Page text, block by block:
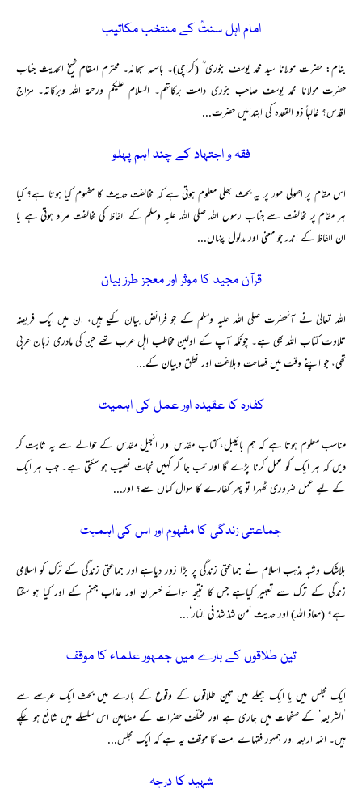
امام اہل سنتؒ کے منتخب مکاتیب
بنام: حضرت مولانا سید محمد یوسف بنوری ؒ (کراچی)۔ باسمہ سبحانہ۔ محترم المقام شیخ الحدیث جناب
حضرت مولانا محمد یوسف صاحب بنوری دامت برکاتہم۔ السلام علیکم ورحمۃ اللہ وبرکاتہ۔ مزاج
اقدس؟ غالباً ذو القعدہ کی ابتدامیں حضرت...
فقہ و اجتہاد کے چند اہم پہلو
اس مقام پر اصولی طور پر یہ بحث بھلی معلوم ہوتی ہے کہ مخالفت حدیث کا مفہوم کیا ہوتا ہے؟ کیا
ہر مقام پر مخالفت سے جناب رسول اللہ صلی اللہ علیہ وسلم کے الفاظ کی مخالفت مراد ہوتی ہے یا
ان الفاظ کے اندر جو معنی اور مدلول پنہاں...
قرآن مجید کا موثر اور معجز طرز بیان
اللہ تعالیٰ نے آنحضرت صلی اللہ علیہ وسلم کے جو فرائض بیان کیے ہیں، ان میں ایک فریضہ
تلاوت کتاب اللہ بھی ہے۔ چونکہ آپ کے اولین مخاطب اہل عرب تھے جن کی مادری زبان عربی
تھی، جو اپنے وقت میں فصاحت وبلاغت اور نطق وبیان کے...
کفارہ کا عقیدہ اور عمل کی اہمیت
مناسب معلوم ہوتا ہے کہ ہم بائیبل، کتاب مقدس اور انجیل مقدس کے حوالے سے یہ ثابت کر
دیں کہ ہر ایک کو عمل کرنا پڑے گا اور تب جا کر کہیں نجات نصیب ہو سکتی ہے۔ جب ہر ایک
کے لیے عمل ضروری ٹھہرا تو پھر کفارے کا سوال کہاں سے؟ اور...
جماعتی زندگی کا مفہوم اور اس کی اہمیت
بلاشک وشبہ مذہب اسلام نے جماعتی زندگی پر بڑا زور دیاہے اور جماعتی زندگی کے ترک کو اسلامی
زندگی کے ترک سے تعبیر کیاہے جس کا نتیجہ سوائے خسران اور عذاب جہنم کے اور کیا ہو سکتا
ہے؟ (معاذ اللہ) اور حدیث ’من شذ شذ فی النار‘...
تین طلاقوں کے بارے میں جمہور علماء کا موقف
ایک مجلس میں یا ایک جملے میں تین طلاقوں کے وقوع کے بارے میں بحث ایک عرصے سے
’الشریعہ‘ کے صفحات میں جاری ہے اور مختلف حضرات کے مضامین اس سلسلے میں شائع ہو چکے
ہیں۔ ائمہ اربعہ اور جمہور فقہاے امت کا موقف یہ ہے کہ ایک مجلس...
شہید کا درجہ